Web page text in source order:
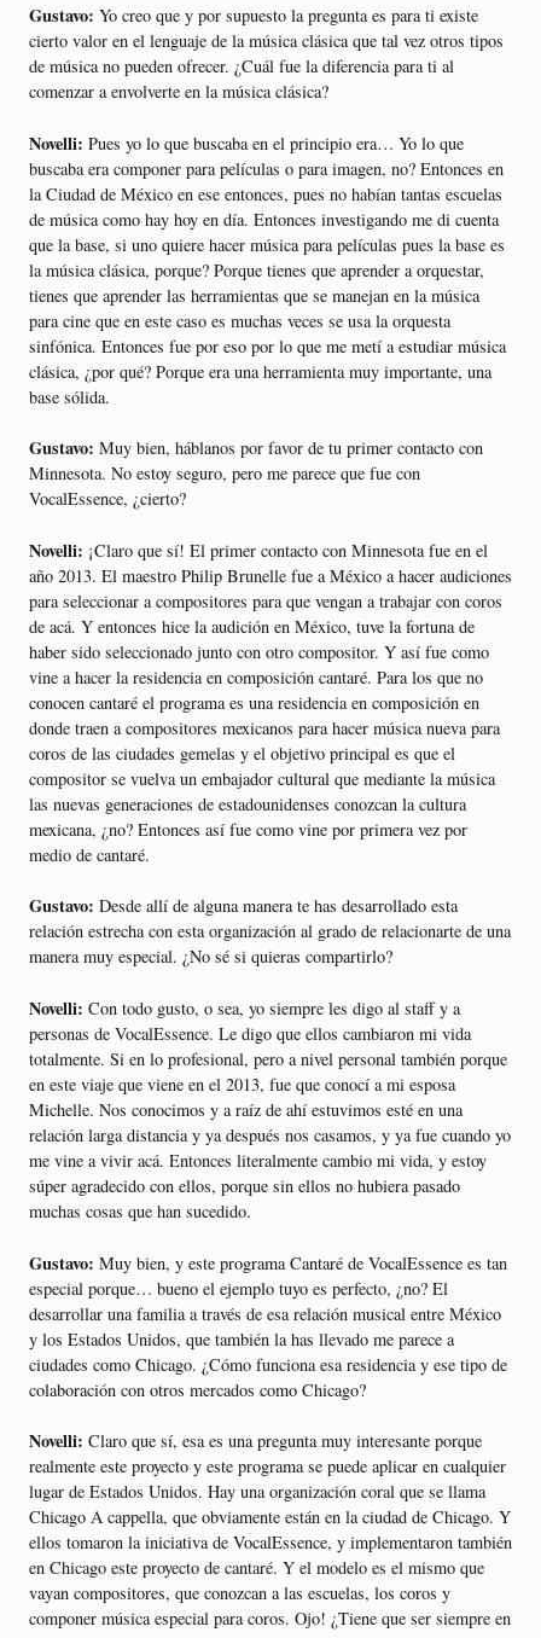
Gustavo: Yo creo que y por supuesto la pregunta es para ti existe
cierto valor en el lenguaje de la música clásica que tal vez otros tipos
de música no pueden ofrecer. ¿Cuál fue la diferencia para ti al
comenzar a envolverte en la música clásica?
Novelli: Pues yo lo que buscaba en el principio era… Yo lo que
buscaba era componer para películas o para imagen, no? Entonces en
la Ciudad de México en ese entonces, pues no habían tantas escuelas
de música como hay hoy en día. Entonces investigando me di cuenta
que la base, si uno quiere hacer música para películas pues la base es
la música clásica, porque? Porque tienes que aprender a orquestar,
tienes que aprender las herramientas que se manejan en la música
para cine que en este caso es muchas veces se usa la orquesta
sinfónica. Entonces fue por eso por lo que me metí a estudiar música
clásica, ¿por qué? Porque era una herramienta muy importante, una
base sólida.
Gustavo: Muy bien, háblanos por favor de tu primer contacto con
Minnesota. No estoy seguro, pero me parece que fue con
VocalEssence, ¿cierto?
Novelli: ¡Claro que sí! El primer contacto con Minnesota fue en el
año 2013. El maestro Philip Brunelle fue a México a hacer audiciones
para seleccionar a compositores para que vengan a trabajar con coros
de acá. Y entonces hice la audición en México, tuve la fortuna de
haber sido seleccionado junto con otro compositor. Y así fue como
vine a hacer la residencia en composición cantaré. Para los que no
conocen cantaré el programa es una residencia en composición en
donde traen a compositores mexicanos para hacer música nueva para
coros de las ciudades gemelas y el objetivo principal es que el
compositor se vuelva un embajador cultural que mediante la música
las nuevas generaciones de estadounidenses conozcan la cultura
mexicana, ¿no? Entonces así fue como vine por primera vez por
medio de cantaré.
Gustavo: Desde allí de alguna manera te has desarrollado esta
relación estrecha con esta organización al grado de relacionarte de una
manera muy especial. ¿No sé si quieras compartirlo?
Novelli: Con todo gusto, o sea, yo siempre les digo al staff y a
personas de VocalEssence. Le digo que ellos cambiaron mi vida
totalmente. Si en lo profesional, pero a nivel personal también porque
en este viaje que viene en el 2013, fue que conocí a mi esposa
Michelle. Nos conocimos y a raíz de ahí estuvimos esté en una
relación larga distancia y ya después nos casamos, y ya fue cuando yo
me vine a vivir acá. Entonces literalmente cambio mi vida, y estoy
súper agradecido con ellos, porque sin ellos no hubiera pasado
muchas cosas que han sucedido.
Gustavo: Muy bien, y este programa Cantaré de VocalEssence es tan
especial porque… bueno el ejemplo tuyo es perfecto, ¿no? El
desarrollar una familia a través de esa relación musical entre México
y los Estados Unidos, que también la has llevado me parece a
ciudades como Chicago. ¿Cómo funciona esa residencia y ese tipo de
colaboración con otros mercados como Chicago?
Novelli: Claro que sí, esa es una pregunta muy interesante porque
realmente este proyecto y este programa se puede aplicar en cualquier
lugar de Estados Unidos. Hay una organización coral que se llama
Chicago A cappella, que obviamente están en la ciudad de Chicago. Y
ellos tomaron la iniciativa de VocalEssence, y implementaron también
en Chicago este proyecto de cantaré. Y el modelo es el mismo que
vayan compositores, que conozcan a las escuelas, los coros y
componer música especial para coros. Ojo! ¿Tiene que ser siempre en